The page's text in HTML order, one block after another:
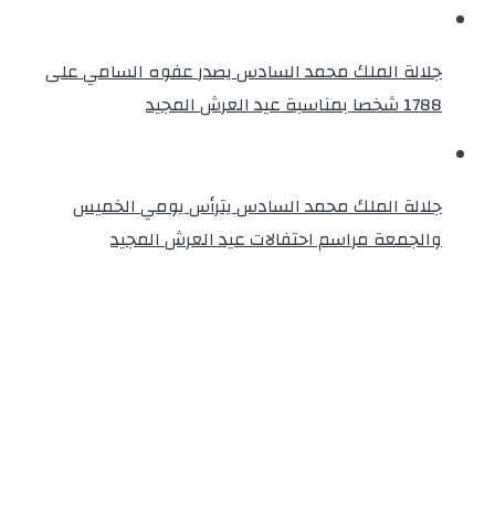
جلالة الملك محمد السادس يصدر عفوه السامي على
1788 شخصا بمناسبة عيد العرش المجيد
جلالة الملك محمد السادس يترأس يومي الخميس
والجمعة مراسم احتفالات عيد العرش المجيد